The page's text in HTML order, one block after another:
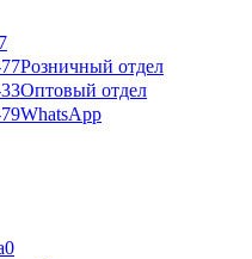
Розничный отдел
Оптовый отдел
WhatsApp
0